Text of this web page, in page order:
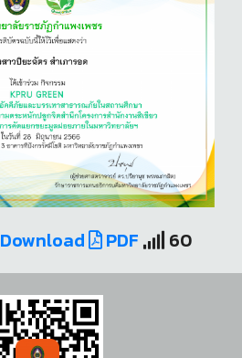
Download PDF 60